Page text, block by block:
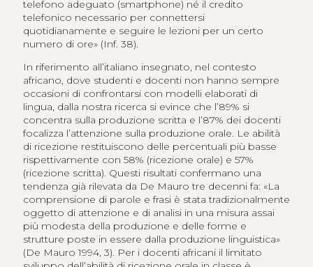
telefono adeguato (smartphone) né il credito
telefonico necessario per connettersi
quotidianamente e seguire le lezioni per un certo
numero di ore» (Inf. 38).
In riferimento all’italiano insegnato, nel contesto
africano, dove studenti e docenti non hanno sempre
occasioni di confrontarsi con modelli elaborati di
lingua, dalla nostra ricerca si evince che l’89% si
concentra sulla produzione scritta e l’87% dei docenti
focalizza l’attenzione sulla produzione orale. Le abilità
di ricezione restituiscono delle percentuali più basse
rispettivamente con 58% (ricezione orale) e 57%
(ricezione scritta). Questi risultati confermano una
tendenza già rilevata da De Mauro tre decenni fa: «La
comprensione di parole e frasi è stata tradizionalmente
oggetto di attenzione e di analisi in una misura assai
più modesta della produzione e delle forme e
strutture poste in essere dalla produzione linguistica»
(De Mauro 1994, 3). Per i docenti africani il limitato